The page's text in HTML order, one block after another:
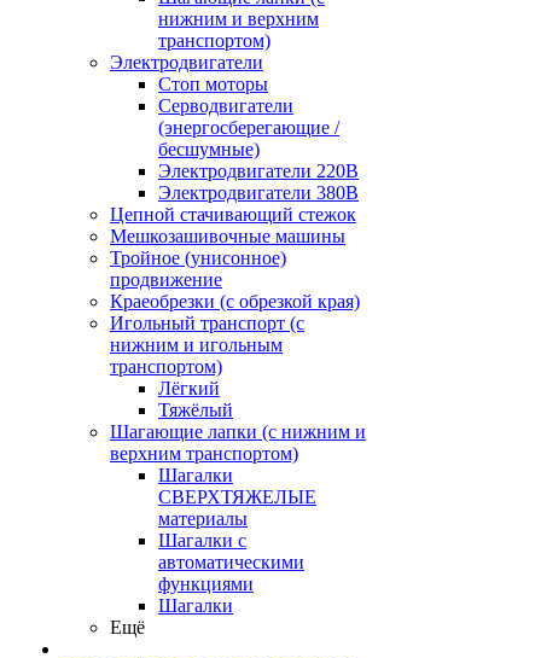
нижним и верхним
транспортом)
Электродвигатели
Стоп моторы
Серводвигатели
(энергосберегающие /
бесшумные)
Электродвигатели 220В
Электродвигатели 380В
Цепной стачивающий стежок
Мешкозашивочные машины
Тройное (унисонное)
продвижение
Краеобрезки (с обрезкой края)
Игольный транспорт (с
нижним и игольным
транспортом)
Лёгкий
Тяжёлый
Шагающие лапки (с нижним и
верхним транспортом)
Шагалки
СВЕРХТЯЖЕЛЫЕ
материалы
Шагалки с
автоматическими
функциями
Шагалки
Ещё